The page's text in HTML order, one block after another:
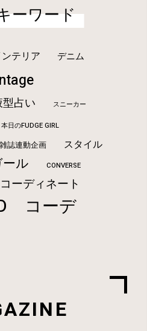
ーワード
テリア デニム
型占い スニーカー
本日のFUDGE GIRL
誌連動企画 スタイル
ル CONVERSE
ーディネート
コーデ